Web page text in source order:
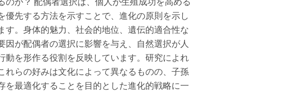
優先する方法を示すことで、進化の原則を示し
す。身体的魅力、社会的地位、遺伝的適合性な
因が配偶者の選択に影響を与え、自然選択が人
動を形作る役割を反映しています。研究によれ
れらの好みは文化によって異なるものの、子孫
を最適化することを目的とした進化的戦略に一